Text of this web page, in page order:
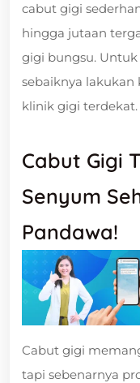
cabut gigi
hingga jutaan
gigi bungsu.
sebaiknya
klinik gigi terdekat.
Cabut Gigi
Senyum
Pandawa!
Cabut gigi
tapi sebenarnya